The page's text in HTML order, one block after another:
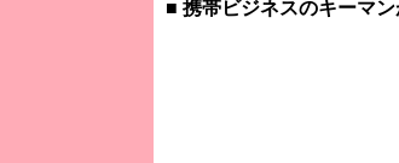
■ 携帯ビジネスのキーマ